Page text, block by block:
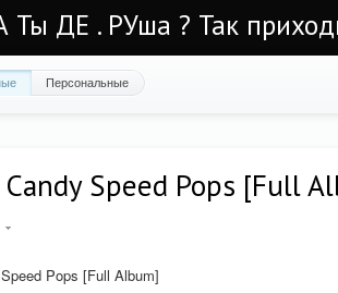
Ты ДЕ . РУша ? Так
Персональные
Candy Speed Pops [Full
Pops [Full Album]